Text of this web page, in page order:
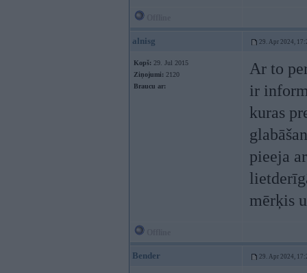
alnisg 29. Apr 2024,
Kopš: 29. Jul 2015
Ziņojumi: 2120
Braucu ar:
Ar to
ir
kuras
pieeja
mērķis
Bender 29. Apr 2024,